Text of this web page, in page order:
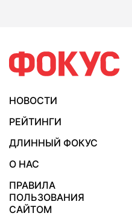
НОВОСТИ
РЕЙТИНГИ
ДЛИННЫЙ ФОКУС
О НАС
ПРАВИЛА
ПОЛЬЗОВАНИЯ
САЙТОМ